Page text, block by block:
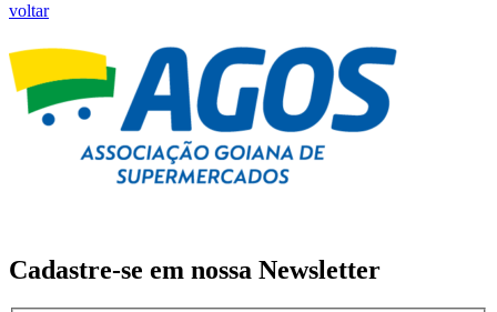
voltar
Cadastre-se em nossa Newsletter